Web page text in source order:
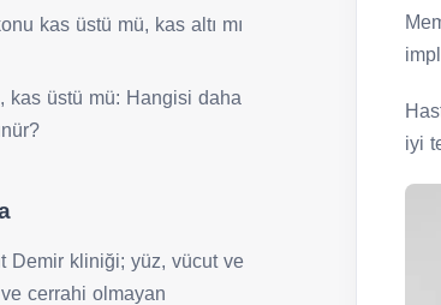
iyi
kas üstü mü, kas altı mı
kas üstü mü: Hangisi daha
Demir kliniği; yüz, vücut ve
cerrahi olmayan